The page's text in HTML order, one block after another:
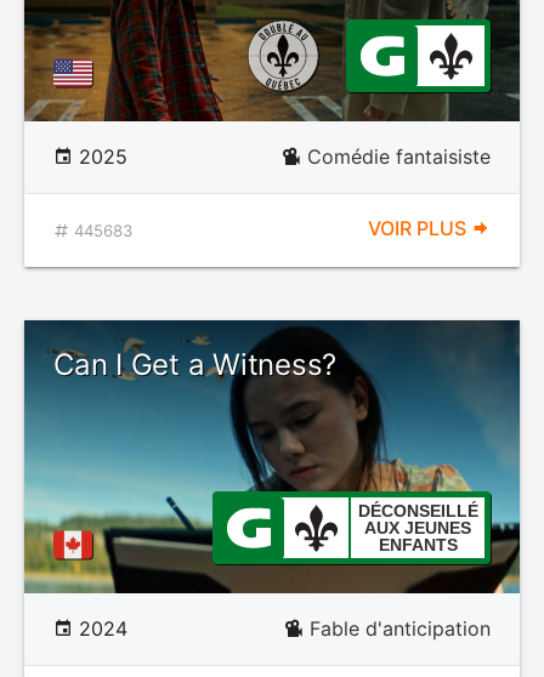
2025 Comédie fantaisiste
445683 VOIR PLUS
Can I Get a Witness?
DÉCONSEILLÉ
AUX JEUNES
ENFANTS
2024 Fable d'anticipation